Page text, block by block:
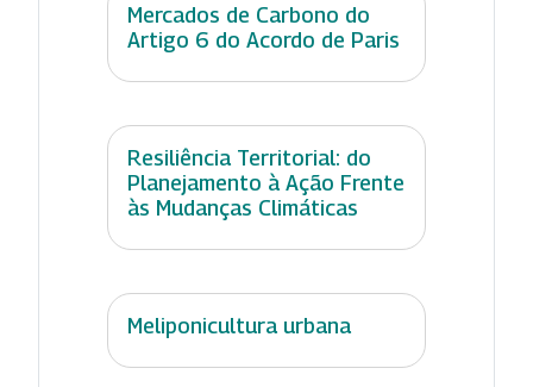
Mercados de Carbono do
Artigo 6 do Acordo de Paris
Resiliência Territorial: do
Planejamento à Ação Frente
às Mudanças Climáticas
Meliponicultura urbana